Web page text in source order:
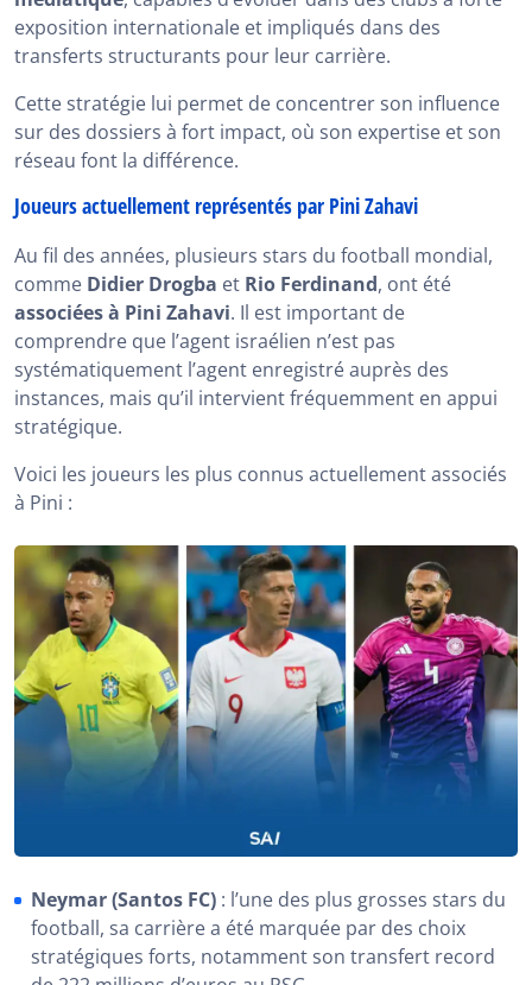
exposition internationale et impliqués dans des
transferts structurants pour leur carrière.
Cette stratégie lui permet de concentrer son influence
sur des dossiers à fort impact, où son expertise et son
réseau font la différence.
Joueurs actuellement représentés par Pini Zahavi
Au fil des années, plusieurs stars du football mondial,
comme Didier Drogba et Rio Ferdinand, ont été
associées à Pini Zahavi. Il est important de
comprendre que l’agent israélien n’est pas
systématiquement l’agent enregistré auprès des
instances, mais qu’il intervient fréquemment en appui
stratégique.
Voici les joueurs les plus connus actuellement associés
à Pini :
Neymar (Santos FC) : l’une des plus grosses stars du
football, sa carrière a été marquée par des choix
stratégiques forts, notamment son transfert record